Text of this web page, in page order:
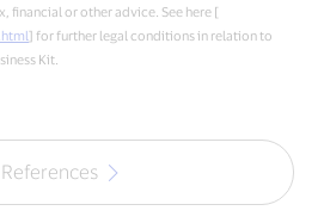
financial or other advice. See here [
] for further legal conditions in relation to
Kit.
References